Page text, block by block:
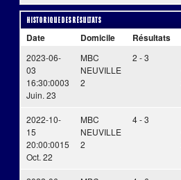
Historique des résultats
Date Domicile Résultats
2023-06-
03
16:30:0003
Juin. 23
MBC
NEUVILLE
2
2 - 3
2022-10-
15
20:00:0015
Oct. 22
MBC
NEUVILLE
2
4 - 3